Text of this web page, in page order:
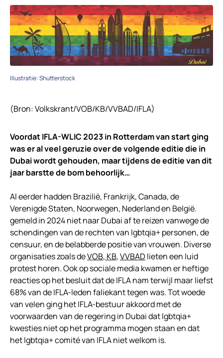
Illustratie: Shutterstock
(Bron: Volkskrant/VOB/KB/VVBAD/IFLA)
Voordat IFLA-WLIC 2023 in Rotterdam van start ging
was er al veel geruzie over de volgende editie die in
Dubai wordt gehouden, maar tijdens de editie van dit
jaar barstte de bom behoorlijk…
Al eerder hadden Brazilië, Frankrijk, Canada, de
Verenigde Staten, Noorwegen, Nederland en België.
gemeld in 2024 niet naar Dubai af te reizen vanwege de
schendingen van de rechten van lgbtqia+ personen, de
censuur, en de belabberde positie van vrouwen. Diverse
organisaties zoals deVOB, KB,VVBAD lieten een luid
protest horen. Ook op sociale media kwamen er heftige
reacties op het besluit dat de IFLA nam terwijl maar liefst
68% van de IFLA-leden faliekant tegen was. Tot woede
van velen ging het IFLA-bestuur akkoord met de
voorwaarden van de regering in Dubai dat lgbtqia+
kwesties niet op het programma mogen staan en dat
het lgbtqia+ comité van IFLA niet welkom is.